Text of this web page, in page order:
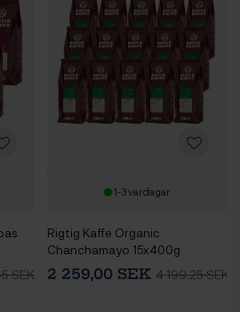
SEK
1-3 vardagar
Rigtig Kaffe Organic
Chanchamayo 15x400g
2 259,00 SEK 4 199,25 SEK